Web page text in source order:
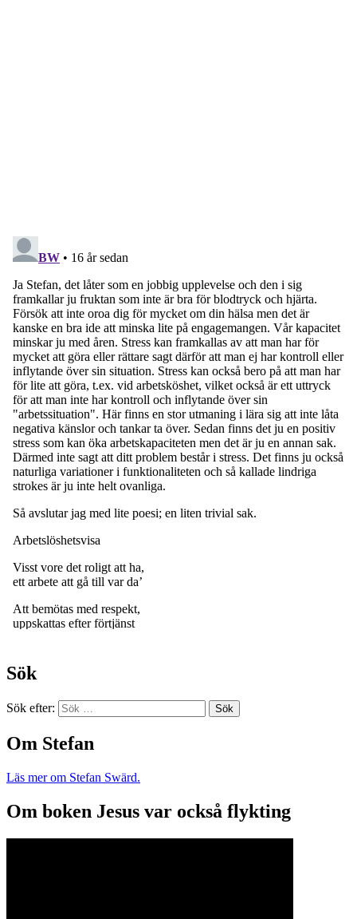
Sök
Sök efter:
Om Stefan
Läs mer om Stefan Swärd.
Om boken Jesus var också flykting